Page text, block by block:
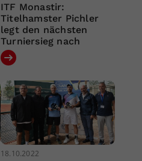
ITF Monastir:
Titelhamster Pichler
legt den nächsten
Turniersieg nach
18.10.2022